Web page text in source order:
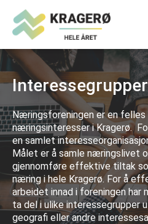
Interessegrupper
Næringsforeningen er en
næringsinteresser i Kragerø.
en samlet
Målet er å samle næringslivet
gjennomføre effektive tiltak
næring i hele Kragerø. For å
arbeidet innad i foreningen har
ta del i ulike interessegrupper
geografi eller andre